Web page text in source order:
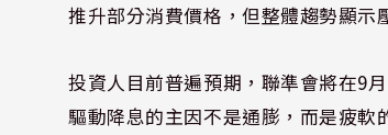
推升部分消費價格，但整體趨勢顯示
投資人目前普遍預期，聯準會將在9
驅動降息的主因不是通膨，而是疲